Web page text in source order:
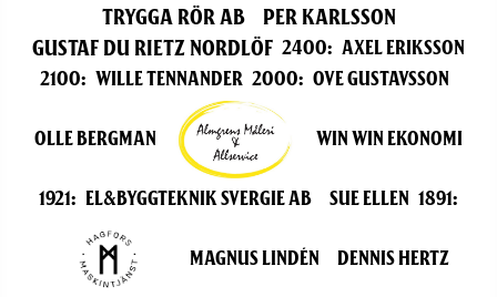
Trygga Rör AB
Per Karlsson
Gustaf Du Rietz Nordlöf 2400: Axel Eriksson
2100: WILLE TENNANDER 2000: Ove Gustavsson
Olle Bergman Win Win Ekonomi
1921: El&Byggteknik Svergie AB Sue ellen 1891:
Magnus Lindén Dennis Hertz